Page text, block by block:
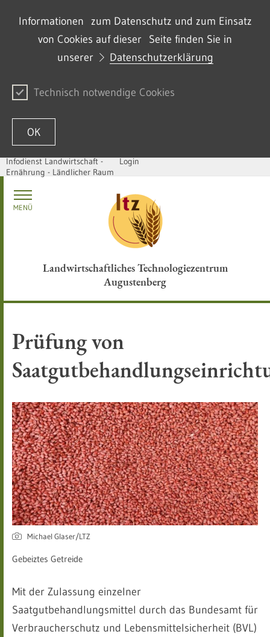
Informationen zum Datenschutz und zum Einsatz
von Cookies auf dieser Seite finden Sie in
unserer
Datenschutzerklärung
Technisch notwendige Cookies
OK
Skip to content
Infodienst Landwirtschaft -
Ernährung - Ländlicher Raum
Login
Landwirtschaftliches Technologiezentrum
Augustenberg
MENÜ
Prüfung von
Michael Glaser/LTZ
Gebeiztes Getreide
Mit der Zulassung einzelner
Saatgutbehandlungsmittel durch das Bundesamt für
Verbraucherschutz und Lebensmittelsicherheit (BVL)